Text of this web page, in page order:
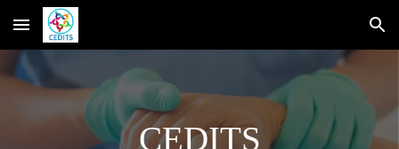
Skip to main content Skip to navigation
CEDITS